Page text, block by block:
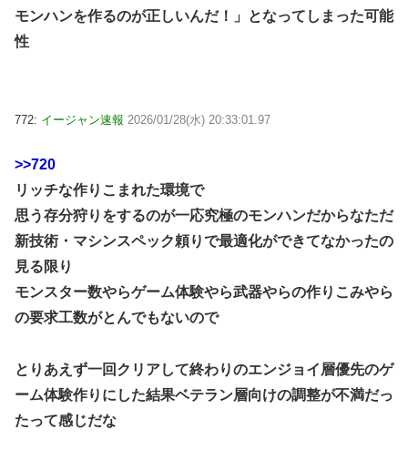
モンハンを作るのが正しいんだ！」となってしまった可能
性
772: イージャン速報 2026/01/28(水) 20:33:01.97
>>720
リッチな作りこまれた環境で
思う存分狩りをするのが一応究極のモンハンだからなただ
新技術・マシンスペック頼りで最適化ができてなかったの
見る限り
モンスター数やらゲーム体験やら武器やらの作りこみやら
の要求工数がとんでもないので
とりあえず一回クリアして終わりのエンジョイ層優先のゲ
ーム体験作りにした結果ベテラン層向けの調整が不満だっ
たって感じだな